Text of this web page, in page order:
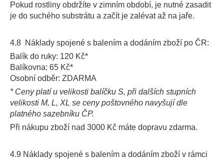
Pokud rostliny obdržíte v zimním období, je nutné zasadit
je do suchého substrátu a začít je zalévat až na jaře.
4.8 Náklady spojené s balením a dodáním zboží po ČR:
Balík do ruky: 120 Kč*
Balíkovna: 65 Kč*
Osobní odběr: ZDARMA
* Ceny platí u velikosti balíčku S, při dalších stupních
velikosti M, L, XL se ceny poštovného navyšují dle
platného sazebníku ČP.
Při nákupu zboží nad 3000 Kč máte dopravu zdarma.
4.9 Náklady spojené s balením a dodáním zboží v rámci